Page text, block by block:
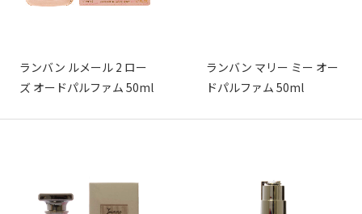
ランバン ルメール 2 ロー
ズ オードパルファム 50ml
ランバン マリー ミー オー
ドパルファム 50ml